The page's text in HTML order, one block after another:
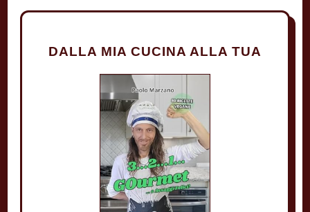
DALLA MIA CUCINA ALLA TUA